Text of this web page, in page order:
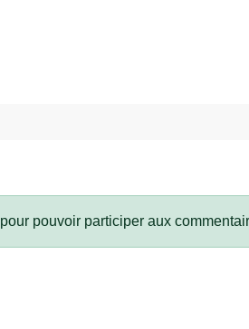
pour pouvoir participer aux